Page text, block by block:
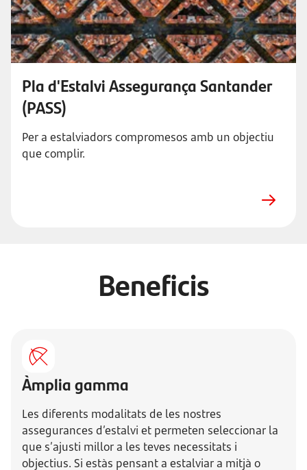
Pla d'Estalvi Assegurança Santander
(PASS)
Per a estalviadors compromesos amb un objectiu
que complir.
Beneficis
Àmplia gamma
Les diferents modalitats de les nostres
assegurances d’estalvi et permeten seleccionar la
que s’ajusti millor a les teves necessitats i
objectius. Si estàs pensant a estalviar a mitjà o